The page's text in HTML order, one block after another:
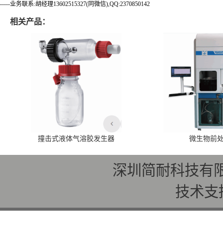
-----业务联系:胡经理13602515327(同微信),QQ:2370850142
相关产品：
撞击式液体气溶胶发生器 微生物前
深圳简耐科技有
技术